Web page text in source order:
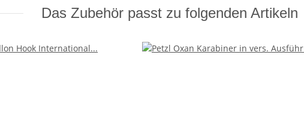
Das Zubehör passt zu folgenden Artikeln